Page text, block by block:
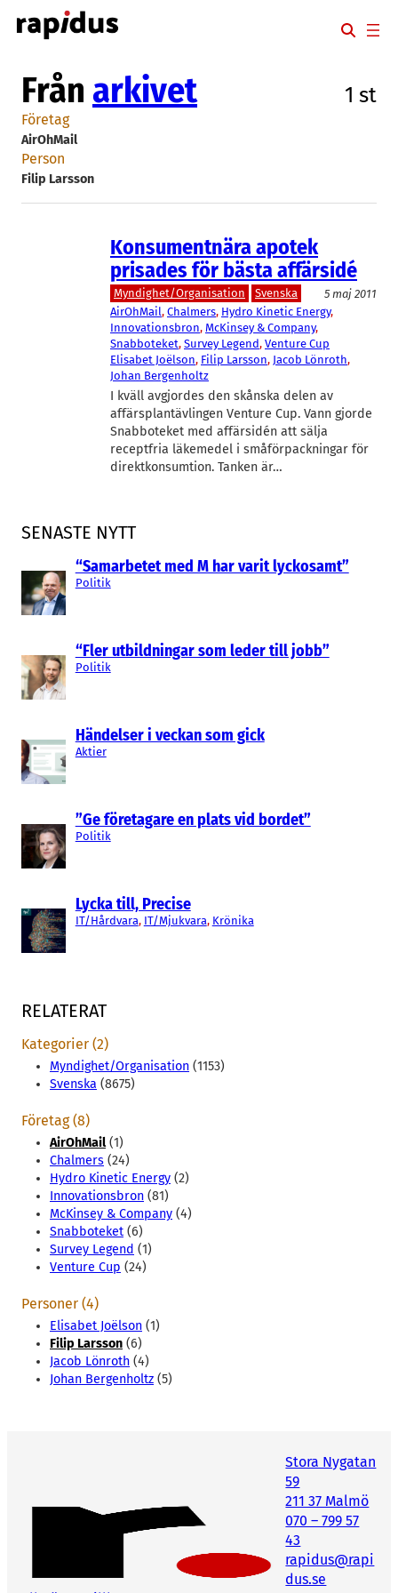
Hoppa
till
SENASTE NYTT
“Samarbetet med M har varit lyckosamt”
Politik
“Fler utbildningar som leder till jobb”
Politik
Händelser i veckan som gick
Aktier
”Ge företagare en plats vid bordet”
Politik
Lycka till, Precise
IT/Hårdvara, IT/Mjukvara, Krönika
Från arkivet 1 st
Företag
AirOhMail
Person
Filip Larsson
Konsumentnära apotek
prisades för bästa affärsidé
Myndighet/Organisation Svenska
5 maj 2011
AirOhMail, Chalmers, Hydro Kinetic Energy
Innovationsbron, McKinsey & Company
Snabboteket, Survey Legend, Venture Cup
Elisabet Joëlson, Filip Larsson, Jacob Lönroth
Johan Bergenholtz
I kväll avgjordes den skånska delen av
affärsplantävlingen Venture Cup. Vann gjorde
Snabboteket med affärsidén att sälja
receptfria läkemedel i småförpackningar för
direktkonsumtion. Tanken är…
RELATERAT
Kategorier (2)
Myndighet/Organisation (1153)
Svenska (8675)
Företag (8)
AirOhMail(1)
Chalmers (24)
Hydro Kinetic Energy (2)
Innovationsbron (81)
McKinsey & Company (4)
Snabboteket (6)
Survey Legend (1)
Venture Cup (24)
Personer (4)
Elisabet Joëlson (1)
Filip Larsson (6)
Jacob Lönroth (4)
Johan Bergenholtz (5)
Stora Nygatan
59
211 37 Malmö
070 – 799 57
43
rapidus@rapi
dus.se